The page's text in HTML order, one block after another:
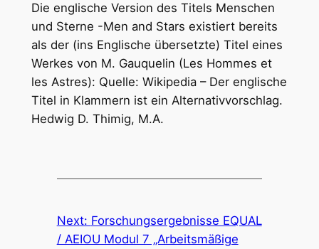
Die englische Version des Titels Menschen
und Sterne -Men and Stars existiert bereits
als der (ins Englische übersetzte) Titel eines
Werkes von M. Gauquelin (Les Hommes et
les Astres): Quelle: Wikipedia – Der englische
Titel in Klammern ist ein Alternativvorschlag.
Hedwig D. Thimig, M.A.
Next: Forschungsergebnisse EQUAL
/ AEIOU Modul 7 „Arbeitsmäßige